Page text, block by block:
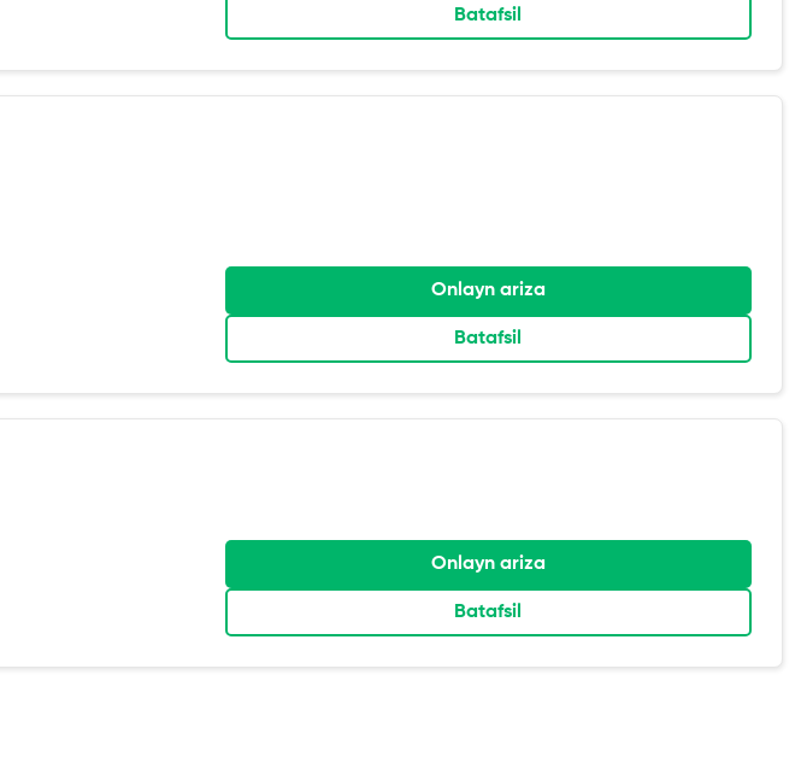
Batafsil
Onlayn ariza
Batafsil
Onlayn ariza
Batafsil